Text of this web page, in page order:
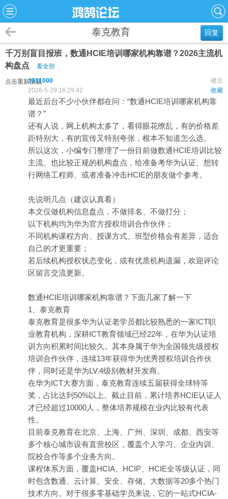
回复
泰克教育
千万别盲目报班，数通HCIE培训哪家机构靠谱？2026主流机
构盘点
看全部
点击重新加载 楼主
1011000
收藏
2026-5-29 16:29:42
最近后台不少小伙伴都在问：“数通HCIE培训哪家机构靠
谱？”
还有人说，网上机构太多了，看得眼花缭乱，有的价格差
距特别大，有的宣传又特别夸张，根本不知道怎么选。
所以这次，小编专门整理了一份目前做数通HCIE培训比较
主流、也比较正规的机构盘点，给准备考华为认证、想转
行网络工程师、或者准备冲击HCIE的朋友做个参考。
先说明几点（建议认真看）
本文仅做机构信息盘点，不做排名、不做打分；
以下机构均为华为官方授权培训合作伙伴；
不同机构课程方向、授课方式、班型价格会有差异，适合
自己的才更重要；
若后续机构授权状态变化，或有优质机构遗漏，欢迎评论
区留言交流更新。
数通HCIE培训哪家机构靠谱？下面几家了解一下
1、泰克教育
泰克教育是很多华为认证老学员都比较熟悉的一家ICT职
业教育机构，深耕ICT教育领域已经22年，在华为认证培
训方向积累时间比较久。其本身属于华为全国领先级授权
培训合作伙伴，连续13年获得华为优秀授权培训合作伙
伴，同时还是华为LV.4级别教材开发商。
在华为ICT大赛方面，泰克教育连续五届获得全球特等
奖，占比达到50%以上。截止目前，累计培养HCIE认证人
才已经超过10000人，整体培养规模在业内比较有代表
性。
目前泰克教育在北京、上海、广州、深圳、成都、西安等
多个核心城市设有直营校区，覆盖个人学习、企业内训、
院校合作等多个业务方向。
课程体系方面，覆盖HCIA、HCIP、HCIE全等级认证，同
时包含数通、云计算、安全、存储、大数据等20多个热门
技术方向。对于很多零基础学员来说，它的一站式HCIA-